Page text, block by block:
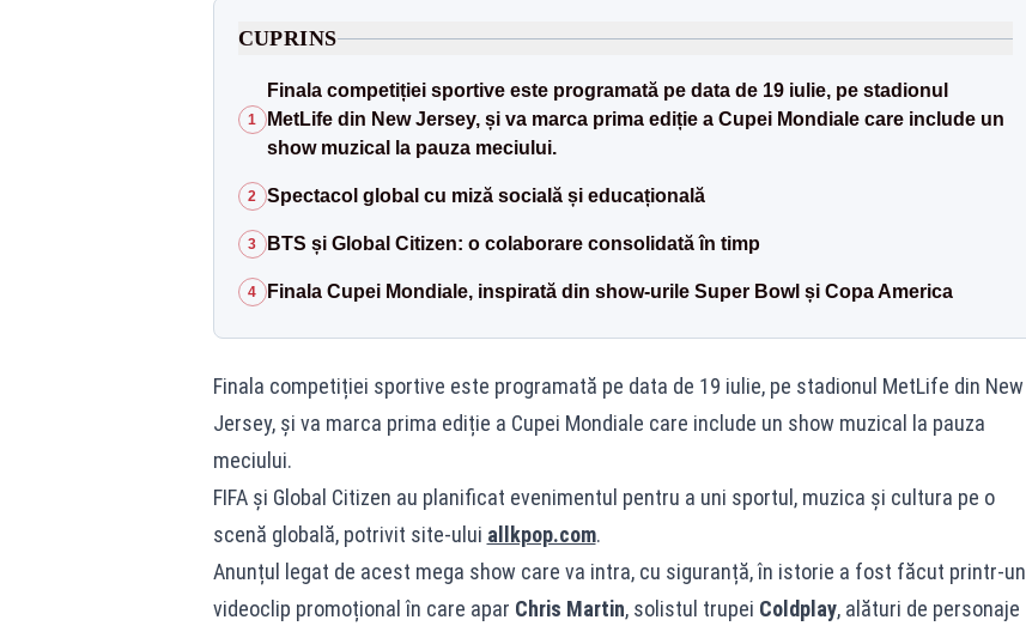
CUPRINS
1
Finala competiției sportive este programată pe data de 19 iulie, pe stadionul
MetLife din New Jersey, și va marca prima ediție a Cupei Mondiale care include un
show muzical la pauza meciului.
2 Spectacol global cu miză socială și educațională
3 BTS și Global Citizen: o colaborare consolidată în timp
4 Finala Cupei Mondiale, inspirată din show-urile Super Bowl și Copa America
Finala competiției sportive este programată pe data de 19 iulie, pe stadionul MetLife din New
Jersey, și va marca prima ediție a Cupei Mondiale care include un show muzical la pauza
meciului.
FIFA și Global Citizen au planificat evenimentul pentru a uni sportul, muzica și cultura pe o
scenă globală, potrivit site-ului allkpop.com.
Anunțul legat de acest mega show care va intra, cu siguranță, în istorie a fost făcut printr-un
videoclip promoțional în care apar Chris Martin, solistul trupei Coldplay, alături de personaje